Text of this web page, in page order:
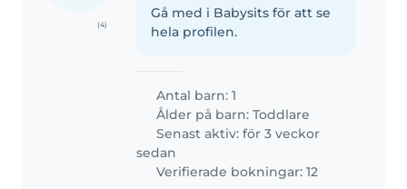
(4)
Gå med i Babysits för att se
hela profilen.
Antal barn: 1
Ålder på barn:Toddlare
Senast aktiv: för 3 veckor
sedan
Verifierade bokningar: 12